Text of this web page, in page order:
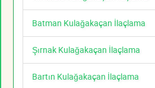
Batman Kulağakaçan İlaçlama
Şırnak Kulağakaçan İlaçlama
Bartın Kulağakaçan İlaçlama